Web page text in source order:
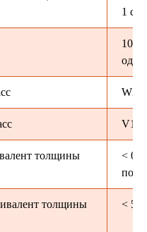
1
W3
V1
толщины
<
толщины
< 50